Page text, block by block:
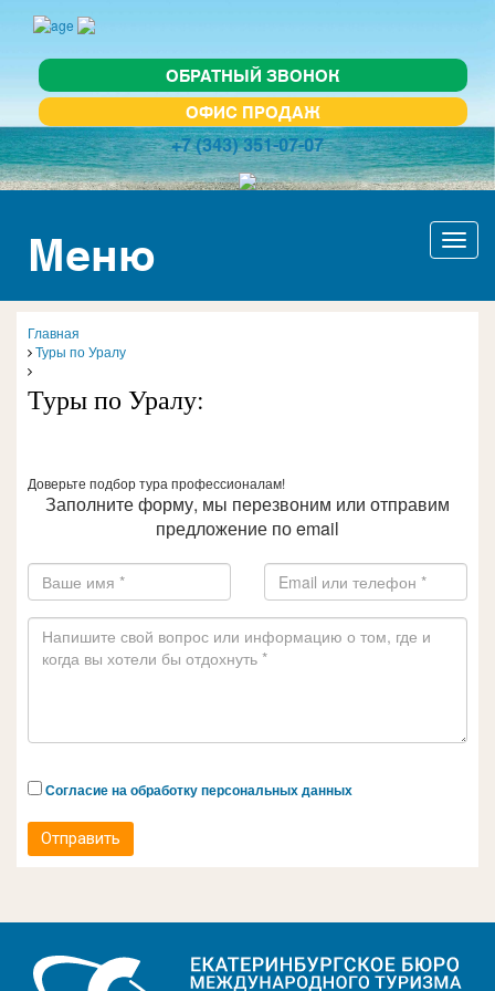
ОБРАТНЫЙ ЗВОНОК
ОФИС ПРОДАЖ
+7 (343) 351-07-07
Меню
Главная
Туры по Уралу
Туры по Уралу:
Доверьте подбор тура профессионалам!
Заполните форму, мы перезвоним или отправим
предложение по email
Согласие на обработку персональных данных
Отправить